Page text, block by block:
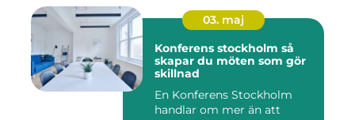
03. maj
Konferens stockholm så
skapar du möten som gör
skillnad
En Konferens Stockholm
handlar om mer än att